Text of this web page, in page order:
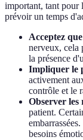
important, tant pour
prévoir un temps
Acceptez
nerveux, cela
la présence
Impliquer le
activement
contrôle et le
Observer les
patient.
besoins